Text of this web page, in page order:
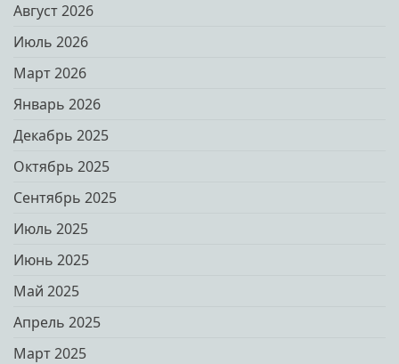
Август 2026
Июль 2026
Март 2026
Январь 2026
Декабрь 2025
Октябрь 2025
Сентябрь 2025
Июль 2025
Июнь 2025
Май 2025
Апрель 2025
Март 2025